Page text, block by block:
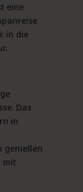
eine
in die
Das
in
genießen
mit